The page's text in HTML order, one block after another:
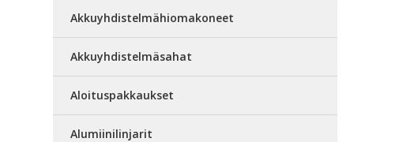
Akkuyhdistelmähiomakoneet
Akkuyhdistelmäsahat
Aloituspakkaukset
Alumiinilinjarit